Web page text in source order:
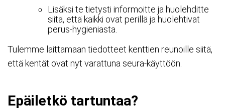
Lisäksi te tietysti informoitte ja huolehditte
siitä, että kaikki ovat perillä ja huolehtivat
perus-hygieniasta.
Tulemme laittamaan tiedotteet kenttien reunoille siitä,
että kentät ovat nyt varattuna seura-käyttöön.
Epäiletkö tartuntaa?